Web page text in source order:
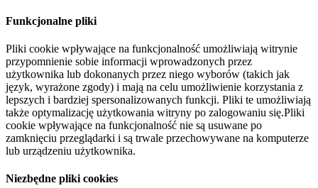
Funkcjonalne pliki
Pliki cookie wpływające na funkcjonalność umożliwiają witrynie
przypomnienie sobie informacji wprowadzonych przez
użytkownika lub dokonanych przez niego wyborów (takich jak
język, wyrażone zgody) i mają na celu umożliwienie korzystania z
lepszych i bardziej spersonalizowanych funkcji. Pliki te umożliwiają
także optymalizację użytkowania witryny po zalogowaniu się.Pliki
cookie wpływające na funkcjonalność nie są usuwane po
zamknięciu przeglądarki i są trwale przechowywane na komputerze
lub urządzeniu użytkownika.
Niezbędne pliki cookies